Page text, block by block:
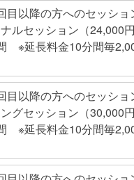
目以降の方へのセッシ
ルセッション（24,000
※延長料金10分間毎
目以降の方へのセッシ
グセッション（30,000
※延長料金10分間毎